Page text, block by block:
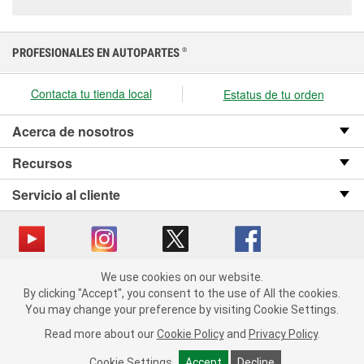
We use cookies on our website. By clicking "Accept", you consent
to the use of All the cookies.
You may change your preference by visiting Cookie Settings.
Read more about our Cookie Policy and Privacy Policy.
PROFESIONALES EN AUTOPARTES ®
Contacta tu tienda local Estatus de tu orden
Acerca de nosotros
Recursos
Servicio al cliente
Copyright © 2008-2026 O’Reilly Auto Parts v OST_3.2.0.0.729 (3) cv1361
catalog_main
Política de privacidad
Ley de transparencia en las cadenas de suministro
de California
We use cookies on our website.
By clicking "Accept", you consent to the use of All the cookies.
You may change your preference by visiting Cookie Settings.
Read more about our Cookie Policy and Privacy Policy.